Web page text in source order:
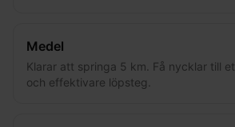
Medel
Klarar att springa 5 km. Få nycklar till
och effektivare löpsteg.